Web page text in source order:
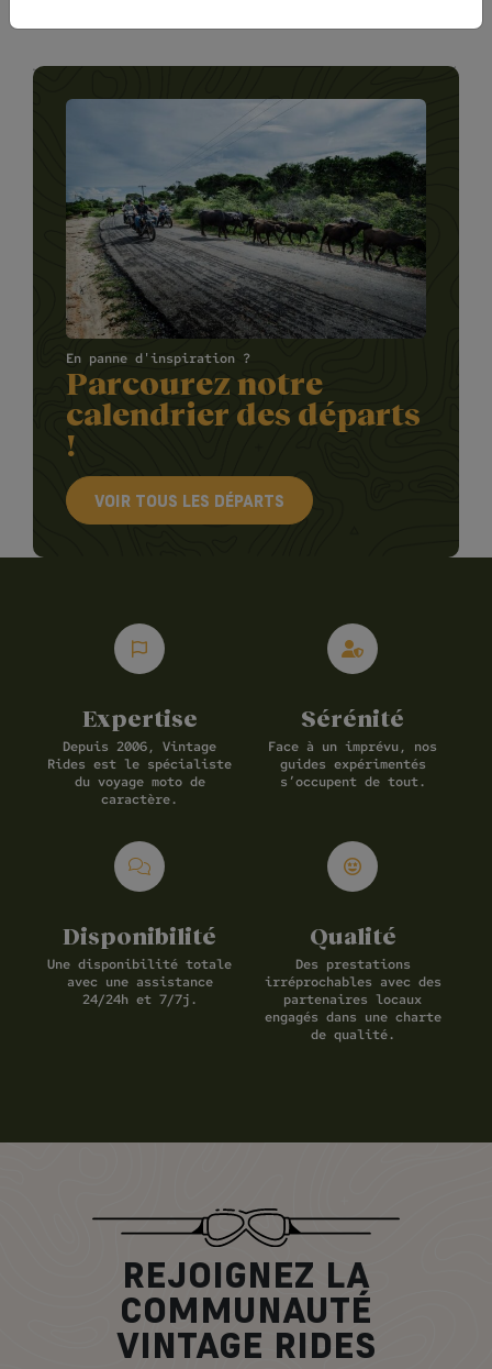
En panne d'inspiration ?
Parcourez notre
calendrier des départs
!
VOIR TOUS LES DÉPARTS
Expertise
Depuis 2006, Vintage
Rides est le spécialiste
du voyage moto de
caractère.
Sérénité
Face à un imprévu, nos
guides expérimentés
s’occupent de tout.
Disponibilité
Une disponibilité totale
avec une assistance
24/24h et 7/7j.
Qualité
Des prestations
irréprochables avec des
partenaires locaux
engagés dans une charte
de qualité.
REJOIGNEZ LA
COMMUNAUTÉ
VINTAGE RIDES